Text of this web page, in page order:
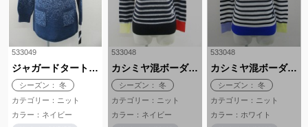
533049
ジャガードタートルネック
シーズン： 冬
カテゴリー：ニット
カラー：ネイビー
533048
カシミヤ混ボーダー＆星柄
シーズン： 冬
カテゴリー：ニット
カラー：ネイビー
533048
カシミヤ混ボーダー＆星柄
シーズン： 冬
カテゴリー：ニット
カラー：ホワイト